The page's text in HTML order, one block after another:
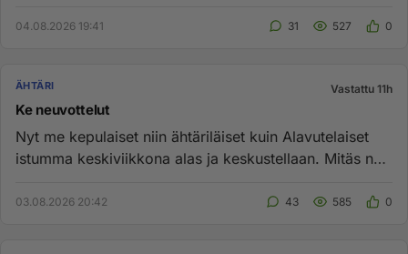
04.08.2026 19:41 31 527 0
ÄHTÄRI Vastattu 11h
Ke neuvottelut
Nyt me kepulaiset niin ähtäriläiset kuin Alavutelaiset
istumma keskiviikkona alas ja keskustellaan. Mitäs nyt
03.08.2026 20:42 43 585 0